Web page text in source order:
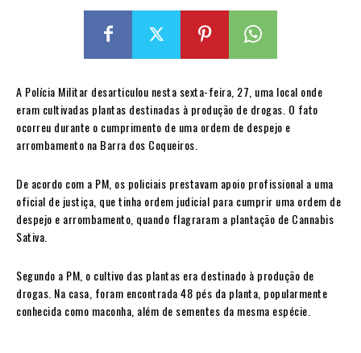
A Polícia Militar desarticulou nesta sexta-feira, 27, uma local onde
eram cultivadas plantas destinadas à produção de drogas. O fato
ocorreu durante o cumprimento de uma ordem de despejo e
arrombamento na Barra dos Coqueiros.
De acordo com a PM, os policiais prestavam apoio profissional a uma
oficial de justiça, que tinha ordem judicial para cumprir uma ordem de
despejo e arrombamento, quando flagraram a plantação de Cannabis
Sativa.
Segundo a PM, o cultivo das plantas era destinado à produção de
drogas. Na casa, foram encontrada 48 pés da planta, popularmente
conhecida como maconha, além de sementes da mesma espécie.